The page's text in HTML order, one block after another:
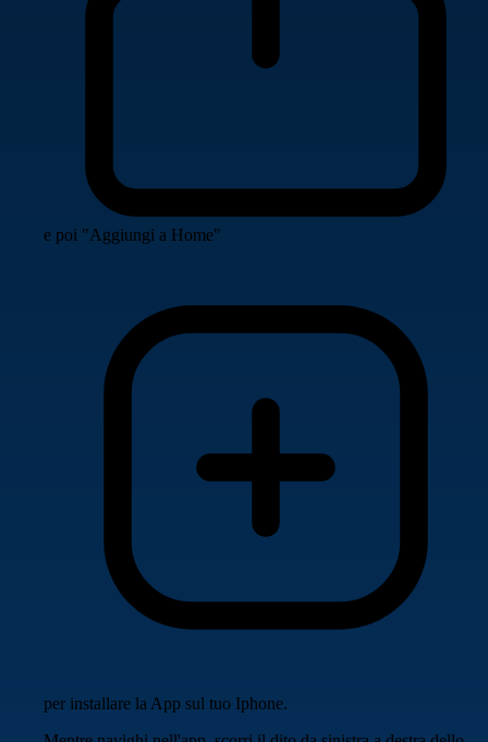
e poi "Aggiungi a Home"
per installare la App sul tuo Iphone.